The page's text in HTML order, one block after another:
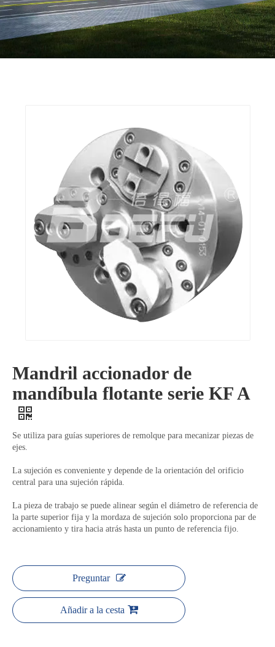
Mandril accionador de
mandíbula flotante serie KF A
Se utiliza para guías superiores de remolque para mecanizar piezas de
ejes.
La sujeción es conveniente y depende de la orientación del orificio
central para una sujeción rápida.
La pieza de trabajo se puede alinear según el diámetro de referencia de
la parte superior fija y la mordaza de sujeción solo proporciona par de
accionamiento y tira hacia atrás hasta un punto de referencia fijo.
Preguntar
Añadir a la cesta